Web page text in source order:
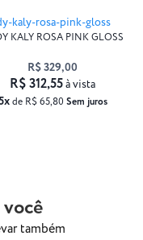
KALY ROSA PINK GLOSS
R$ 329,00
de R$ 65,80 Sem juros
R$ 312,55à vista
também